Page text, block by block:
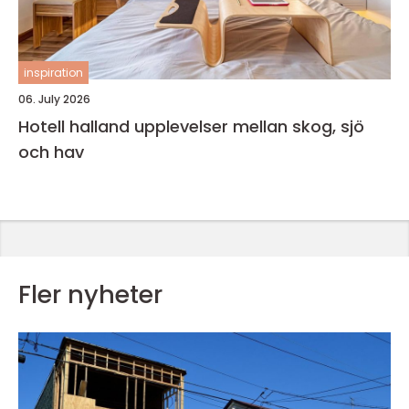
inspiration
06. July 2026
Hotell halland upplevelser mellan skog, sjö
och hav
Fler nyheter